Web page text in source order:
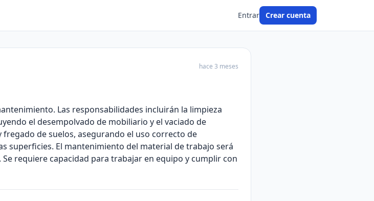
Entrar Crear cuenta
hace 3 meses
Las responsabilidades incluirán la limpieza
el desempolvado de mobiliario y el vaciado de
de suelos, asegurando el uso correcto de
superficies. El mantenimiento del material de trabajo será
requiere capacidad para trabajar en equipo y cumplir con